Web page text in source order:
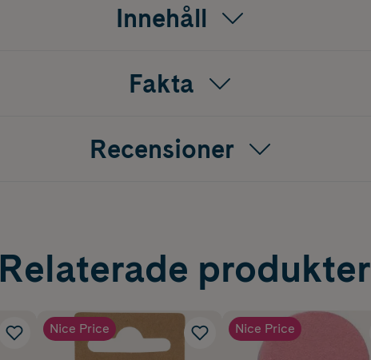
Innehåll
Fakta
Recensioner
Relaterade produkter
Nice Price Nice Price